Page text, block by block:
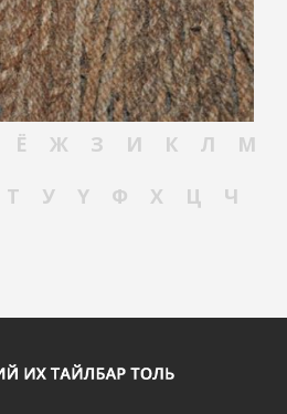
Ё Ж З И К Л
М
Т У Ү Ф Х Ц
Ч